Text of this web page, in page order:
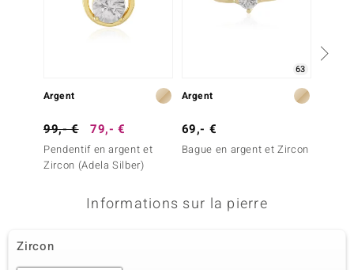
Argent
99,- € 79,- €
Pendentif en argent et
Zircon (Adela Silber)
63
Argent
69,- €
Bague en argent et Zircon
Informations sur la pierre
Zircon